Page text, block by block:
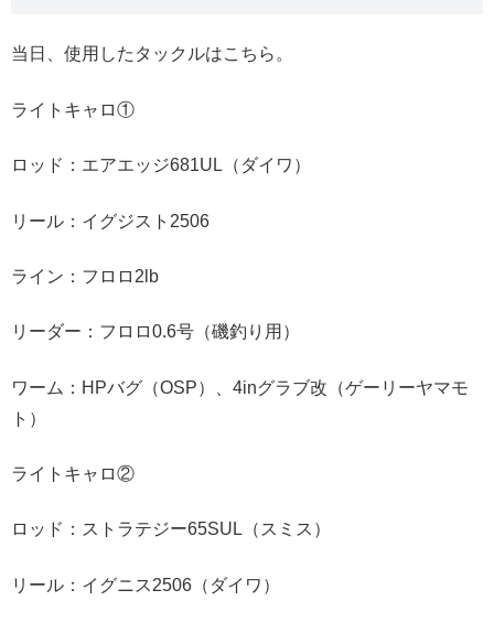
当日、使用したタックルはこちら。
ライトキャロ①
ロッド：エアエッジ681UL（ダイワ）
リール：イグジスト2506
ライン：フロロ2lb
リーダー：フロロ0.6号（磯釣り用）
ワーム：HPバグ（OSP）、4inグラブ改（ゲーリーヤマモ
ト）
ライトキャロ②
ロッド：ストラテジー65SUL（スミス）
リール：イグニス2506（ダイワ）